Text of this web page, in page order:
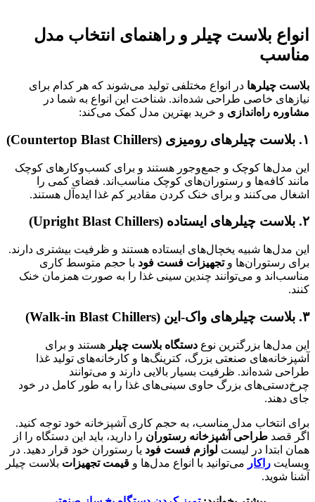
انواع بلاست چیلر و راهنمای انتخاب مدل
مناسب
بلاست چیلرها در انواع مختلفی تولید می‌شوند که هر کدام برای
نیازهای خاصی طراحی شده‌اند. شناخت این انواع به شما در
مشاوره راه‌اندازی و خرید بهترین مدل کمک می‌کند:
۱. بلاست چیلرهای رومیزی (Countertop Blast Chillers)
این مدل‌ها کوچک و جمع‌وجور هستند و برای کسب‌وکارهای کوچک
مانند کافه‌ها و رستوران‌های کوچک مناسب‌اند. فضای کمی را
اشغال می‌کنند و برای خنک کردن مقادیر کم غذا ایده‌آل هستند.
۲. بلاست چیلرهای ایستاده (Upright Blast Chillers)
این مدل‌ها شبیه یخچال‌های ایستاده هستند و ظرفیت بیشتری دارند.
برای رستوران‌ها وتجهیزات فست فود با حجم متوسط کاری
مناسب‌اند و می‌توانند چندین سینی غذا را به صورت همزمان خنک
کنند.
۳. بلاست چیلرهای واک-این (Walk-in Blast Chillers)
این مدل‌ها بزرگترین نوع دستگاه بلاست چیلر هستند و برای
آشپزخانه‌های صنعتی بزرگ، کترینگ‌ها و کارخانه‌های تولید غذا
طراحی شده‌اند. ظرفیت بسیار بالایی دارند و می‌توانند
چرخ‌دستی‌های بزرگ حاوی سینی‌های غذا را به طور کامل در خود
جای دهند.
برای انتخاب مدل مناسب، به حجم کاری آشپزخانه خود توجه کنید.
اگر قصد طراحی آشپزخانه رستوران را دارید، باید این دستگاه را از
همان ابتدا در لیست لوازم فست فود یا رستوران خود قرار دهید. در
وبسایت راکار می‌توانید با انواع مدل‌ها و قیمت تجهیزات بلاست چیلر
آشنا شوید.